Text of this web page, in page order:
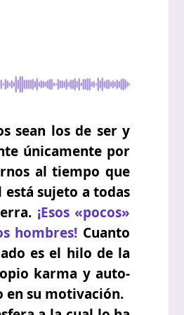
sean los de ser y
únicamente por
al tiempo que
sujeto a todas
¡Esos «pocos»
hombres! Cuanto
es el hilo de la
karma y auto-
en su motivación.